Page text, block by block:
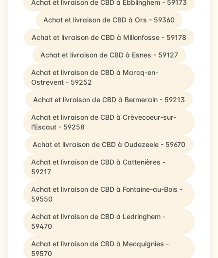
Achat et livraison de CBD à Ebblinghem - 59173
Achat et livraison de CBD à Ors - 59360
Achat et livraison de CBD à Millonfosse - 59178
Achat et livraison de CBD à Esnes - 59127
Achat et livraison de CBD à Marcq-en-
Ostrevent - 59252
Achat et livraison de CBD à Bermerain - 59213
Achat et livraison de CBD à Crèvecoeur-sur-
l'Escaut - 59258
Achat et livraison de CBD à Oudezeele - 59670
Achat et livraison de CBD à Cattenières -
59217
Achat et livraison de CBD à Fontaine-au-Bois -
59550
Achat et livraison de CBD à Ledringhem -
59470
Achat et livraison de CBD à Mecquignies -
59570